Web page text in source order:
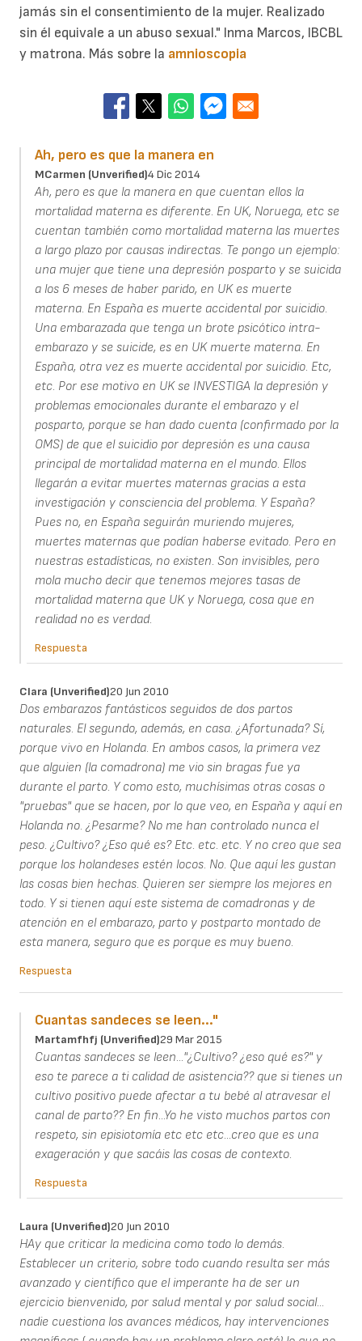
jamás sin el consentimiento de la mujer. Realizado
sin él equivale a un abuso sexual." Inma Marcos, IBCBL
y matrona. Más sobre la amnioscopia
Ah, pero es que la manera en
MCarmen (unverified)4 Dic 2014
Ah, pero es que la manera en que cuentan ellos la
mortalidad materna es diferente. En UK, Noruega, etc se
cuentan también como mortalidad materna las muertes
a largo plazo por causas indirectas. Te pongo un ejemplo:
una mujer que tiene una depresión posparto y se suicida
a los 6 meses de haber parido, en UK es muerte
materna. En España es muerte accidental por suicidio.
Una embarazada que tenga un brote psicótico intra-
embarazo y se suicide, es en UK muerte materna. En
España, otra vez es muerte accidental por suicidio. Etc,
etc. Por ese motivo en UK se INVESTIGA la depresión y
problemas emocionales durante el embarazo y el
posparto, porque se han dado cuenta (confirmado por la
OMS) de que el suicidio por depresión es una causa
principal de mortalidad materna en el mundo. Ellos
llegarán a evitar muertes maternas gracias a esta
investigación y consciencia del problema. Y España?
Pues no, en España seguirán muriendo mujeres,
muertes maternas que podían haberse evitado. Pero en
nuestras estadísticas, no existen. Son invisibles, pero
mola mucho decir que tenemos mejores tasas de
mortalidad materna que UK y Noruega, cosa que en
realidad no es verdad.
Respuesta
Clara (unverified)20 Jun 2010
Dos embarazos fantásticos seguidos de dos partos
naturales. El segundo, además, en casa. ¿Afortunada? Sí,
porque vivo en Holanda. En ambos casos, la primera vez
que alguien (la comadrona) me vio sin bragas fue ya
durante el parto. Y como esto, muchísimas otras cosas o
"pruebas" que se hacen, por lo que veo, en España y aquí en
Holanda no. ¿Pesarme? No me han controlado nunca el
peso. ¿Cultivo? ¿Eso qué es? Etc. etc. etc. Y no creo que sea
porque los holandeses estén locos. No. Que aquí les gustan
las cosas bien hechas. Quieren ser siempre los mejores en
todo. Y si tienen aquí este sistema de comadronas y de
atención en el embarazo, parto y postparto montado de
esta manera, seguro que es porque es muy bueno.
Respuesta
Cuantas sandeces se leen..."
Martamfhfj (unverified)29 Mar 2015
Cuantas sandeces se leen..."¿Cultivo? ¿eso qué es?" y
eso te parece a ti calidad de asistencia?? que si tienes un
cultivo positivo puede afectar a tu bebé al atravesar el
canal de parto?? En fin...Yo he visto muchos partos con
respeto, sin episiotomía etc etc etc...creo que es una
exageración y que sacáis las cosas de contexto.
Respuesta
Laura (unverified)20 Jun 2010
HAy que criticar la medicina como todo lo demás.
Establecer un criterio, sobre todo cuando resulta ser más
avanzado y científico que el imperante ha de ser un
ejercicio bienvenido, por salud mental y por salud social...
nadie cuestiona los avances médicos, hay intervenciones